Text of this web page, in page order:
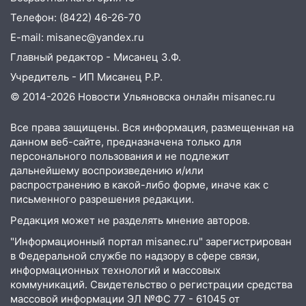
области
11:30 Кабмин РФ разрешил до 1 июля
2027 года импорт, выпуск и обращение
бензина Евро 2, Евро 3, Евро 4
11:12 Соцсети: на Рябикова автомобиль
10:27 Где есть бензин в Ульяновске
днем 6 августа: список АЗС
10:16 Внимание! В Ульяновской области
объявлена ракетная опасность
10:00
В Старомайнском районе утонул
51-летний мужчина
09:50 В Ульяновске черный коршун
застрял в тепловозе
09:44
Ульяновские спасатели помогли
Телефон: (8422) 46-26-70
E-mail: misanec@yandex.ru
Главный редактор - Мисанец З.Ф.
Учредитель - ИП Мисанец Р.Р.
© 2014-2026 Новости Ульяновска онлайн misanec.ru
Все права защищены. Вся информация, размещенная на
данном веб-сайте, предназначена только для
персонального пользования и не подлежит
дальнейшему воспроизведению и/или
распространению в какой-либо форме, иначе как с
письменного разрешения редакции.
Редакция может не разделять мнение авторов.
"Информационный портал misanec.ru" зарегистрирован
в Федеральной службе по надзору в сфере связи,
информационных технологий и массовых
коммуникаций. Свидетельство о регистрации средства
массовой информации ЭЛ №ФС 77 - 61045 от